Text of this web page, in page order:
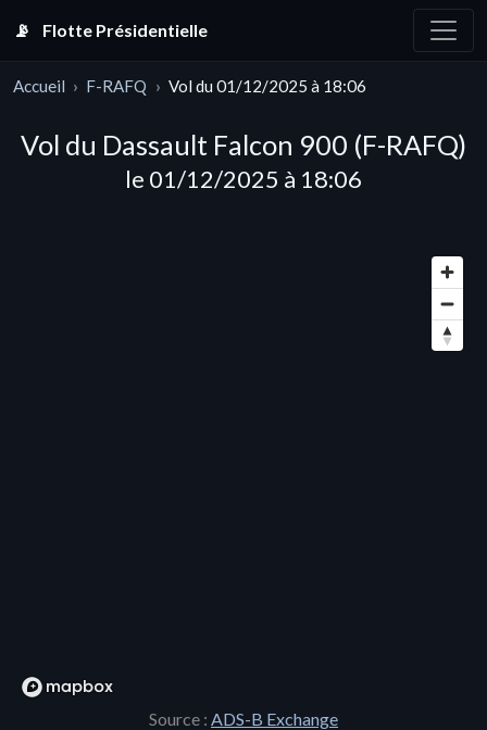
📡 Flotte Présidentielle
Accueil F-RAFQ Vol du 01/12/2025 à 18:06
Vol du Dassault Falcon 900 (F-RAFQ)
le 01/12/2025 à 18:06
Source : ADS-B Exchange